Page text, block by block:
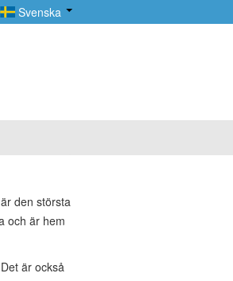
Svenska
den största
och är hem
är också